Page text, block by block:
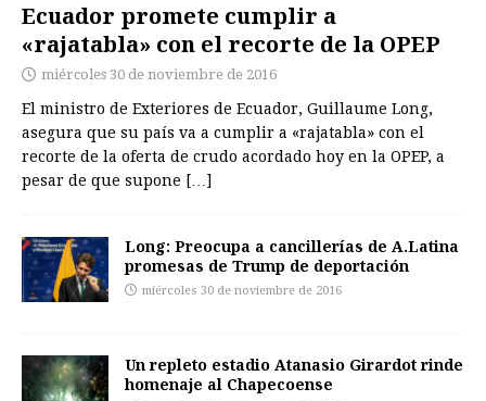
Ecuador promete cumplir a
«rajatabla» con el recorte de la OPEP
miércoles 30 de noviembre de 2016
El ministro de Exteriores de Ecuador, Guillaume Long,
asegura que su país va a cumplir a «rajatabla» con el
recorte de la oferta de crudo acordado hoy en la OPEP, a
pesar de que supone […]
Long: Preocupa a cancillerías de A.Latina
promesas de Trump de deportación
miércoles 30 de noviembre de 2016
Un repleto estadio Atanasio Girardot rinde
homenaje al Chapecoense